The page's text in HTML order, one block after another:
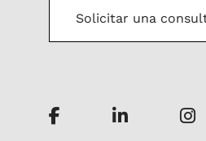
Solicitar una